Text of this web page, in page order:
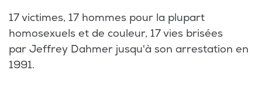
17 victimes, 17 hommes pour la plupart
homosexuels et de couleur, 17 vies brisées
par Jeffrey Dahmer jusqu'à son arrestation en
1991.